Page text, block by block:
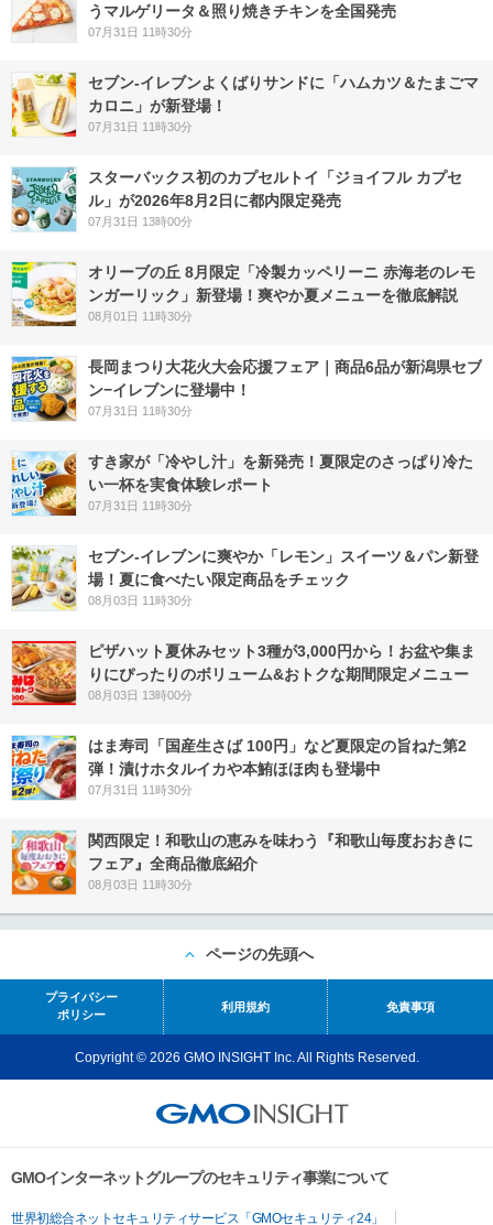
うマルゲリータ＆照り焼きチキンを全国発売
07月31日 11時30分
セブン‐イレブンよくばりサンドに「ハムカツ＆たまごマ
カロニ」が新登場！
07月31日 11時30分
スターバックス初のカプセルトイ「ジョイフル カプセ
ル」が2026年8月2日に都内限定発売
07月31日 13時00分
オリーブの丘 8月限定「冷製カッペリーニ 赤海老のレモ
ンガーリック」新登場！爽やか夏メニューを徹底解説
08月01日 11時30分
長岡まつり大花火大会応援フェア｜商品6品が新潟県セブ
ン−イレブンに登場中！
07月31日 11時30分
すき家が「冷やし汁」を新発売！夏限定のさっぱり冷た
い一杯を実食体験レポート
07月31日 11時30分
セブン‐イレブンに爽やか「レモン」スイーツ＆パン新登
場！夏に食べたい限定商品をチェック
08月03日 11時30分
ピザハット夏休みセット3種が3,000円から！お盆や集ま
りにぴったりのボリューム&おトクな期間限定メニュー
08月03日 13時00分
はま寿司「国産生さば 100円」など夏限定の旨ねた第2
弾！漬けホタルイカや本鮪ほほ肉も登場中
07月31日 11時30分
関西限定！和歌山の恵みを味わう『和歌山毎度おおきに
フェア』全商品徹底紹介
08月03日 11時30分
ページの先頭へ
プライバシー
ポリシー
利用規約 免責事項
Copyright © 2026 GMO INSIGHT Inc. All Rights Reserved.
GMOインターネットグループのセキュリティ事業について
世界初総合ネットセキュリティサービス「GMOセキュリティ24」